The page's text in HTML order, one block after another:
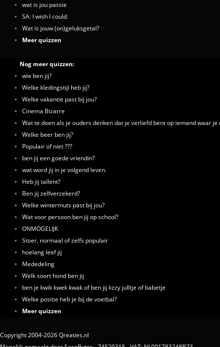
wat is jou passie
SA: I wish I could.
Wat is jouw (on)geluksgetal?
Meer quizzen
Nog meer quizzen:
wie ben jij?
Welke kledingstijl heb jij?
Welke vakantie past bij jou?
Cinema Bizarre
Wat te doen als je ouders denken dat je verliefd bent op iemand waar je
Welke beer ben jij?
Populair of niet ???
ben jij een goede vriendin?
wat word jij in je volgend leven.
Heb jij tallent?
Ben jij zelfverzekerd?
Welke wintermuts past bij jou?
Wat voor persoon ben jij op school?
ONMOGELIJK
Stoer, normaal of zelfs populair
hoelang leef jij
Mededeling
Welk soort hond ben jij
ben je kwik kwek kwak of ben jij lizzy julltje of babetje
Welke positie heb je bij de voetbal?
Meer quizzen
Copyright 2004-2026 Qreaties.nl